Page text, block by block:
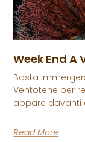
Week End A
Basta
Ventotene per
appare davanti
Read More